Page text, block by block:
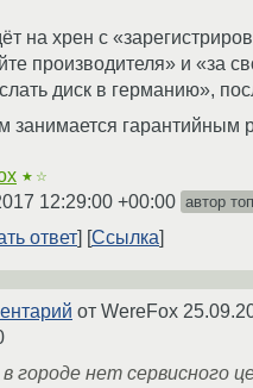
на хрен с
производителя» и «за
диск в германию»,
занимается гарантийным
★☆
12:29:00 +00:00 автор
ответ Ссылка
от WereFox
городе нет сервисного